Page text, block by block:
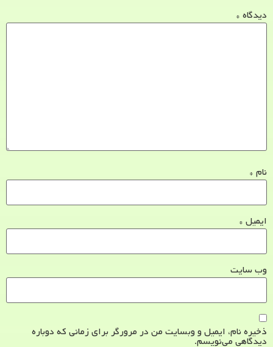
دیدگاه *
نام *
ایمیل *
وب‌ سایت
ذخیره نام، ایمیل و وبسایت من در مرورگر برای زمانی که دوباره
دیدگاهی می‌نویسم.